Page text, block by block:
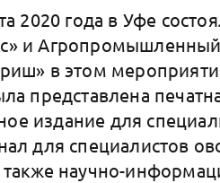
2020 года в Уфе
и
в этом
представлена
издание для
для специалистов
научно-